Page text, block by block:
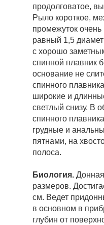
продолговатое,
Рыло короткое,
промежуток
равный 1,5
с хорошо
спинной плавник
основание не
спинного
широкие и
светлый снизу. В
спинного
грудные и
пятнами, на
полоса.
Биология.
размеров.
см. Ведет
в основном в
глубин от